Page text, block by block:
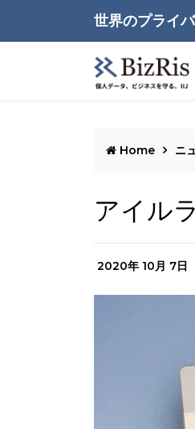
世界のプライ
Home ニ
アイル
2020年 10月 7日